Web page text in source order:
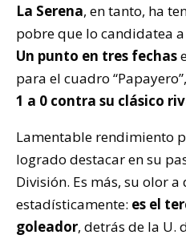
La Serena, en tanto, ha
pobre que lo candidatea
Un punto en tres fechas
para el cuadro
1 a 0 contra su clásico
Lamentable rendimiento
logrado destacar en su
División. Es más, su olor
estadísticamente: es el
goleador, detrás de la U.